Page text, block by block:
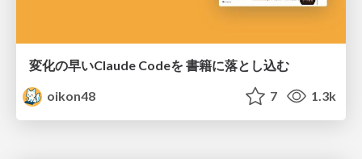
変化の早いClaude Codeを 書籍に落とし込む
oikon48
7 1.3k